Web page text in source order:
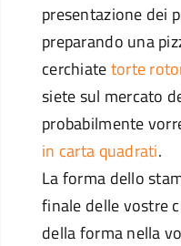
presentazione dei
preparando una
cerchiatetorte
siete sul mercato
probabilmente
in carta quadrati.
La forma dello
finale delle vostre
della forma nella